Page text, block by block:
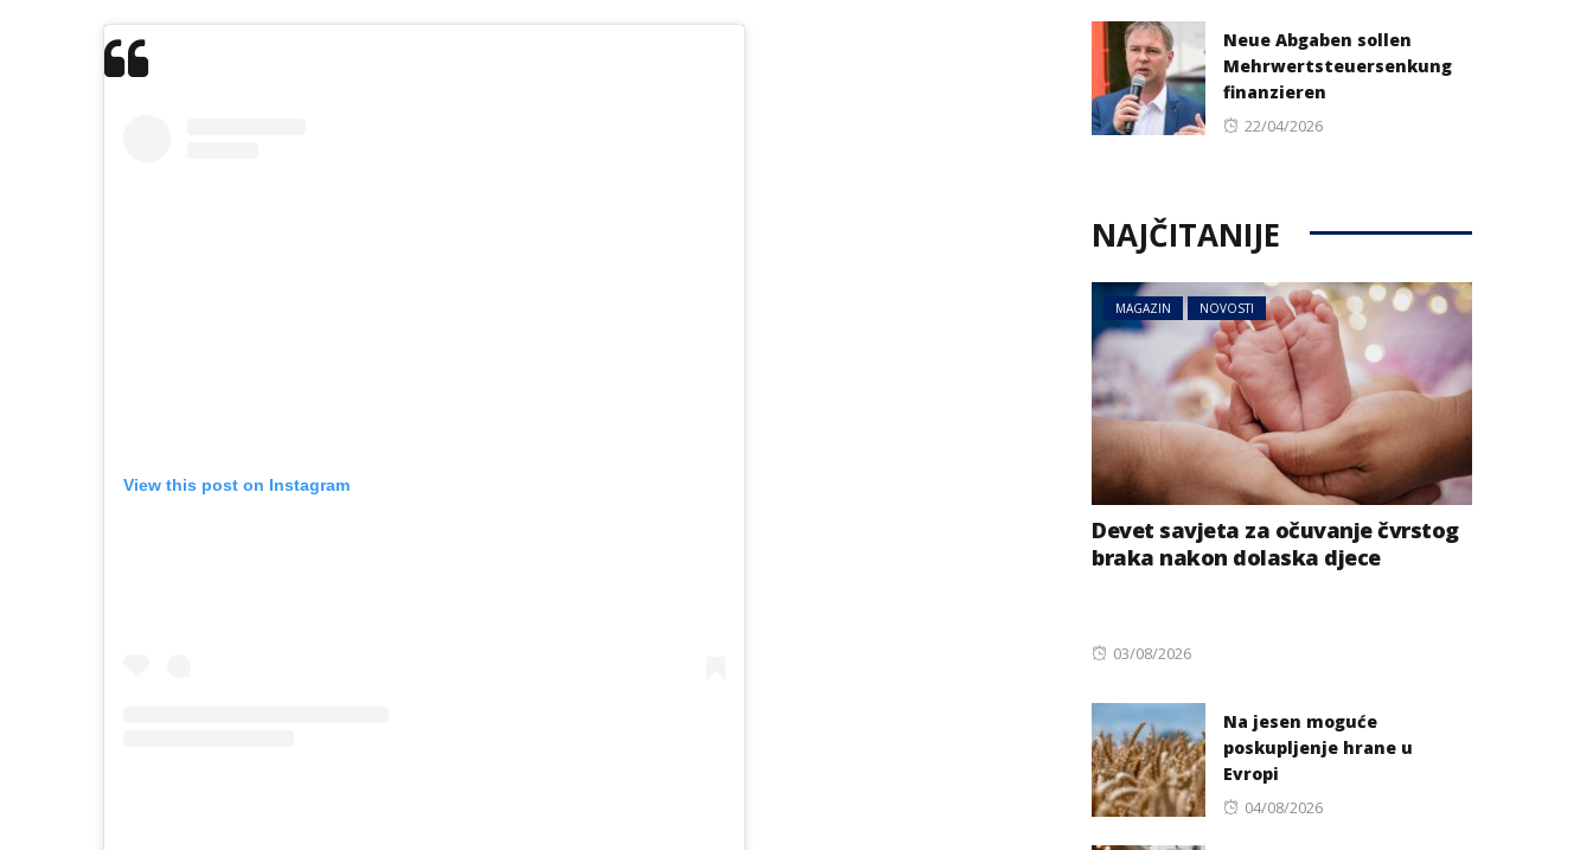
View this post on Instagram
Neue Abgaben sollen
Mehrwertsteuersenkung
finanzieren
Posted
22/04/2026
NAJČITANIJE
MAGAZIN NOVOSTI
Devet savjeta za očuvanje čvrstog
braka nakon dolaska djece
Posted
03/08/2026
Na jesen moguće
poskupljenje hrane u
Evropi
Posted
04/08/2026